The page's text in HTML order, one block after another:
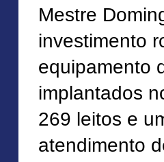
Mestre
investimento
equipamento
implantados
269 leitos e
atendimento